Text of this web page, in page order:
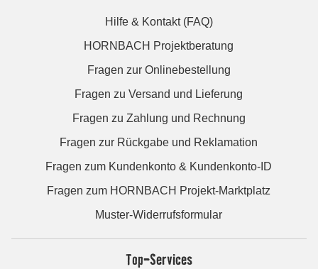
Hilfe & Kontakt (FAQ)
HORNBACH Projektberatung
Fragen zur Onlinebestellung
Fragen zu Versand und Lieferung
Fragen zu Zahlung und Rechnung
Fragen zur Rückgabe und Reklamation
Fragen zum Kundenkonto & Kundenkonto-ID
Fragen zum HORNBACH Projekt-Marktplatz
Muster-Widerrufsformular
Top-Services